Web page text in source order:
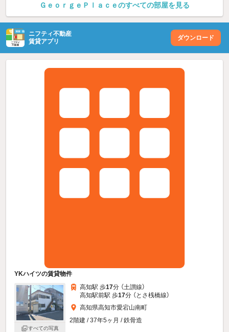
ＧｅｏｒｇｅＰｌａｃｅのすべての部屋を見る
ニフティ不動産
賃貸アプリ
ダウンロード
YKハイツの賃貸物件
すべての写真
高知駅 歩17分 （土讃線）
高知駅前駅 歩17分 （とさ桟橋線）
高知県高知市愛宕山南町
2階建 / 37年5ヶ月 / 鉄骨造